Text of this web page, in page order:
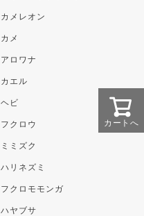
カートへ
カメレオン
カメ
アロワナ
カエル
ヘビ
フクロウ
ミミズク
ハリネズミ
フクロモモンガ
ハヤブサ